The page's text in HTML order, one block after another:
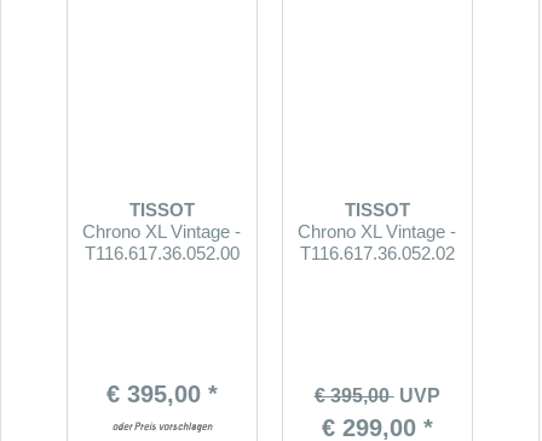
TISSOT
Chrono XL Vintage -
T116.617.36.052.00
€ 395,00 *
TISSOT
Chrono XL Vintage -
T116.617.36.052.02
€ 395,00UVP
€ 299,00 *